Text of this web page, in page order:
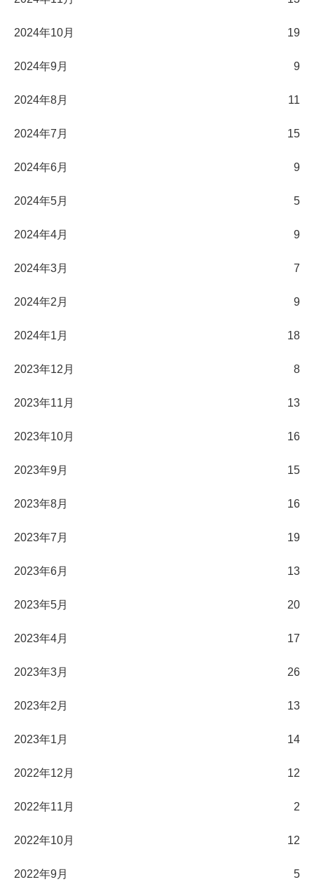
2024年10月 19
2024年9月 9
2024年8月 11
2024年7月 15
2024年6月 9
2024年5月 5
2024年4月 9
2024年3月 7
2024年2月 9
2024年1月 18
2023年12月 8
2023年11月 13
2023年10月 16
2023年9月 15
2023年8月 16
2023年7月 19
2023年6月 13
2023年5月 20
2023年4月 17
2023年3月 26
2023年2月 13
2023年1月 14
2022年12月 12
2022年11月 2
2022年10月 12
2022年9月 5